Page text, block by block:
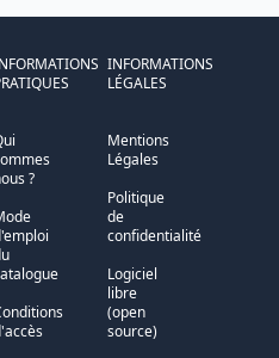
?
INFORMATIONS
LÉGALES
Mentions
Légales
Politique
de
confidentialité
Logiciel
libre
(open
source)